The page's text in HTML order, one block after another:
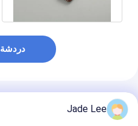
أجهزة المقبض على الأبواب
دردشة
المنتجات الموصى بها
Jade Lee